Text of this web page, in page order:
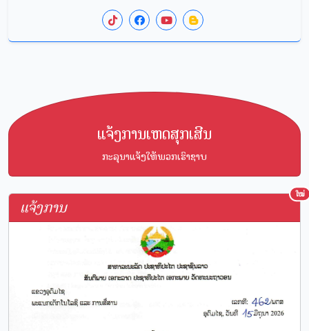
ແຈ້ງການເຫດສຸກເສີນ
ກະລຸນາແຈ້ງໃຫ້ພວກເຮົາຊາບ
ແຈ້ງການ
ໃໝ່